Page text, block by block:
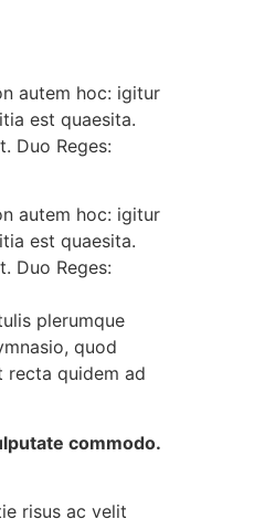
autem hoc: igitur
est quaesita.
Duo Reges:
autem hoc: igitur
est quaesita.
Duo Reges:
plerumque
quod
recta quidem ad
commodo.
risus ac velit